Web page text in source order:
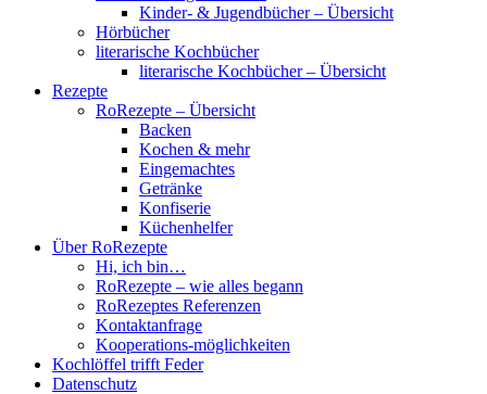
Kinder- & Jugendbücher – Übersicht
Hörbücher
literarische Kochbücher
literarische Kochbücher – Übersicht
Rezepte
RoRezepte – Übersicht
Backen
Kochen & mehr
Eingemachtes
Getränke
Konfiserie
Küchenhelfer
Über RoRezepte
Hi, ich bin…
RoRezepte – wie alles begann
RoRezeptes Referenzen
Kontaktanfrage
Kooperations-möglichkeiten
Kochlöffel trifft Feder
Datenschutz